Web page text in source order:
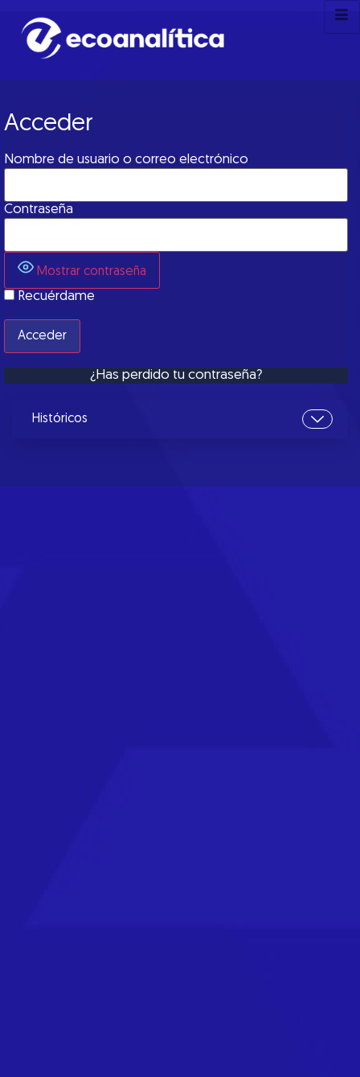
Acceder
Nombre de usuario o correo electrónico
Contraseña
Mostrar contraseña
Recuérdame
¿Has perdido tu contraseña?
Históricos